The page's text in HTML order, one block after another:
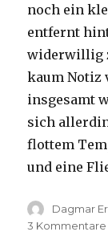
noch ein
entfernt
widerwillig
kaum Notiz
insgesamt
sich
flottem
und eine
Autor
Dagmar
3 Kommentare